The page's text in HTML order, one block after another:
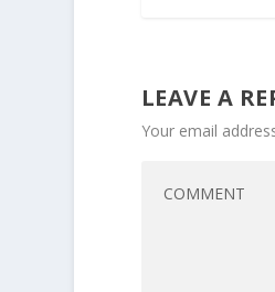
LEAVE A
Your email